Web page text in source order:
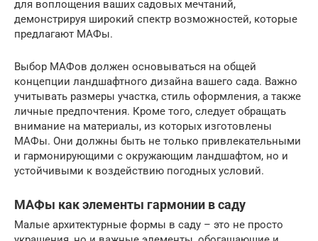
для воплощения ваших садовых мечтаний,
демонстрируя широкий спектр возможностей, которые
предлагают МАФы.
Выбор МАФов должен основываться на общей
концепции ландшафтного дизайна вашего сада. Важно
учитывать размеры участка, стиль оформления, а также
личные предпочтения. Кроме того, следует обращать
внимание на материалы, из которых изготовлены
МАФы. Они должны быть не только привлекательными
и гармонирующими с окружающим ландшафтом, но и
устойчивыми к воздействию погодных условий.
МАФы как элементы гармонии в саду
Малые архитектурные формы в саду – это не просто